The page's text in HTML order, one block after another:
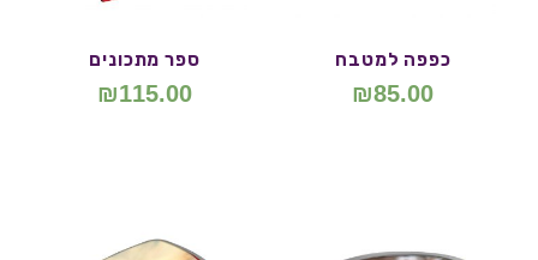
כפפה למטבח
₪85.00
ספר מתכונים
₪115.00